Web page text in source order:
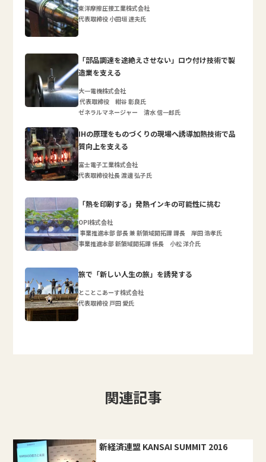
東洋摩擦圧接工業株式会社
代表取締役 小田垣 達夫氏
「部品調達を途絶えさせない」ロウ付け技術で製
造業を支える
大一電機株式会社
代表取締役 紺谷 彰良氏
ゼネラルマネージャー 清水 信一郎氏
IHの原理をものづくりの現場へ誘導加熱技術で品
質向上を支える
富士電子工業株式会社
代表取締役社長 渡邊 弘子氏
「熱を印刷する」発熱インキの可能性に挑む
OPI株式会社
事業推進本部 部長 兼 新領域開拓課 課長 岸田 浩孝氏
事業推進本部 新領域開拓課 係長 小松 洋介氏
旅で「新しい人生の旅」を誘発する
とことこあーす株式会社
代表取締役 戸田 愛氏
関連記事
新経済連盟 KANSAI SUMMIT 2016